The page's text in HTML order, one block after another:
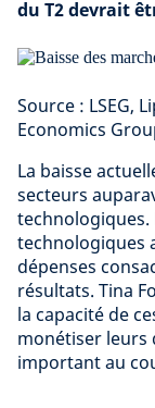
du T2 devrait
Source : LSEG,
Economics
La baisse
secteurs
technologiques.
technologiques
dépenses
résultats. Tina
la capacité de
monétiser leurs
important au